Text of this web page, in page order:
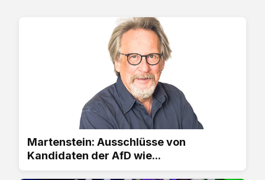
Martenstein: Ausschlüsse von
Kandidaten der AfD wie...